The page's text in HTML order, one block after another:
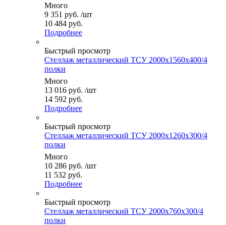
Много
9 351 руб. /шт
10 484 руб.
Подробнее
Быстрый просмотр
Стеллаж металлический ТСУ 2000x1560x400/4
полки
Много
13 016 руб. /шт
14 592 руб.
Подробнее
Быстрый просмотр
Стеллаж металлический ТСУ 2000x1260x300/4
полки
Много
10 286 руб. /шт
11 532 руб.
Подробнее
Быстрый просмотр
Стеллаж металлический ТСУ 2000x760x300/4
полки